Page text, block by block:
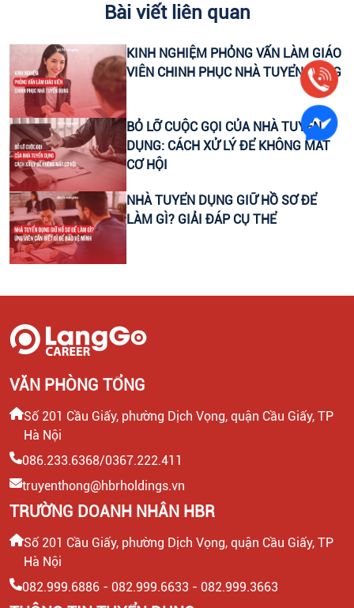
CHUYÊN VIÊN CONTENT VIRAL (FANPAGE
CTV CONTENT VIRAL TIKTOK
CHUYÊN VIÊN TƯ VẤN GIÁO DỤC (THU NHẬP UPTO
30 TRIỆU)
LEADER SALE/ TRƯỞNG NHÓM KINH DOANH/ TƯ
VẤN TUYỂN SINH
CTV KIỂM TRA NĂNG LỰC TIẾNG ANH ĐẦU VÀO CHO
HỌC VIÊN
Bài viết liên quan
KINH NGHIỆM PHỎNG VẤN LÀM GIÁO
VIÊN CHINH PHỤC NHÀ TUYỂN DỤNG
BỎ LỠ CUỘC GỌI CỦA NHÀ TUYỂN
DỤNG: CÁCH XỬ LÝ ĐỂ KHÔNG MẤT
CƠ HỘI
NHÀ TUYỂN DỤNG GIỮ HỒ SƠ ĐỂ
LÀM GÌ? GIẢI ĐÁP CỤ THỂ
VĂN PHÒNG TỔNG
Số 201 Cầu Giấy, phường Dịch Vọng, quận Cầu Giấy, TP
Hà Nội
086.233.6368/0367.222.411
truyenthong@hbrholdings.vn
TRƯỜNG DOANH NHÂN HBR
Số 201 Cầu Giấy, phường Dịch Vọng, quận Cầu Giấy, TP
Hà Nội
082.999.6886 - 082.999.6633 - 082.999.3663